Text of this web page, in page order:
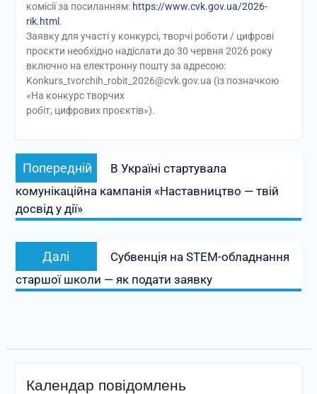
комісії за посиланням: https://www.cvk.gov.ua/2026-
rik.html .
Заявку для участі у конкурсі, творчі роботи / цифрові
проєкти необхідно надіслати до 30 червня 2026 року
включно на електронну пошту за адресою:
Konkurs_tvorchih_robit_2026@cvk.gov.ua (із позначкою
«На конкурс творчих
робіт, цифрових проєктів»).
Навігація
записів
Попередній
Попередній
запис:
В Україні стартувала
комунікаційна кампанія «Наставництво — твій
досвід у дії»
Далі
Наступний
запис:
Субвенція на STEM-обладнання
старшої школи — як подати заявку
Календар повідомлень